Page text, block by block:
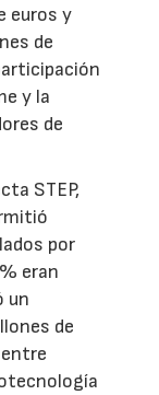
euros y
de
y la
de
STEP,
por
eran
un
de